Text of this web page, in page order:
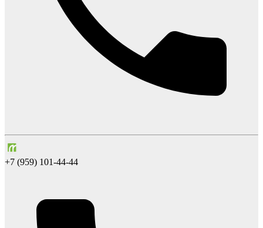
+7 (959) 101-44-44